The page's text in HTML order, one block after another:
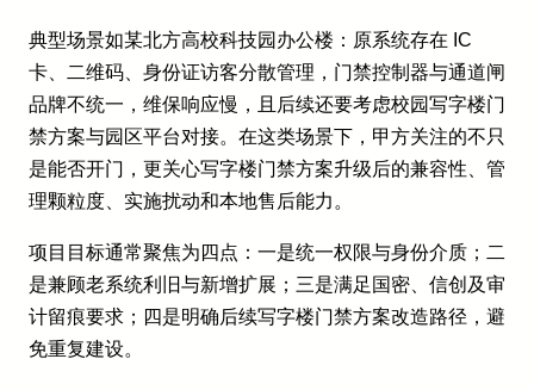
典型场景如某北方高校科技园办公楼：原系统存在 IC
卡、二维码、身份证访客分散管理，门禁控制器与通道闸
品牌不统一，维保响应慢，且后续还要考虑校园写字楼门
禁方案与园区平台对接。在这类场景下，甲方关注的不只
是能否开门，更关心写字楼门禁方案升级后的兼容性、管
理颗粒度、实施扰动和本地售后能力。
项目目标通常聚焦为四点：一是统一权限与身份介质；二
是兼顾老系统利旧与新增扩展；三是满足国密、信创及审
计留痕要求；四是明确后续写字楼门禁方案改造路径，避
免重复建设。